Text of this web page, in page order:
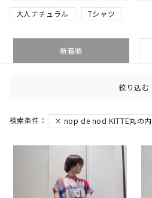
大人ナチュラル
Tシャツ
新着順
絞り込む
nop de nod KITTE丸の内